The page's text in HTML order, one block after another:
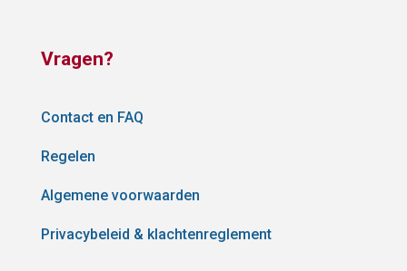
Vragen?
Contact en FAQ
Regelen
Algemene voorwaarden
Privacybeleid & klachtenreglement